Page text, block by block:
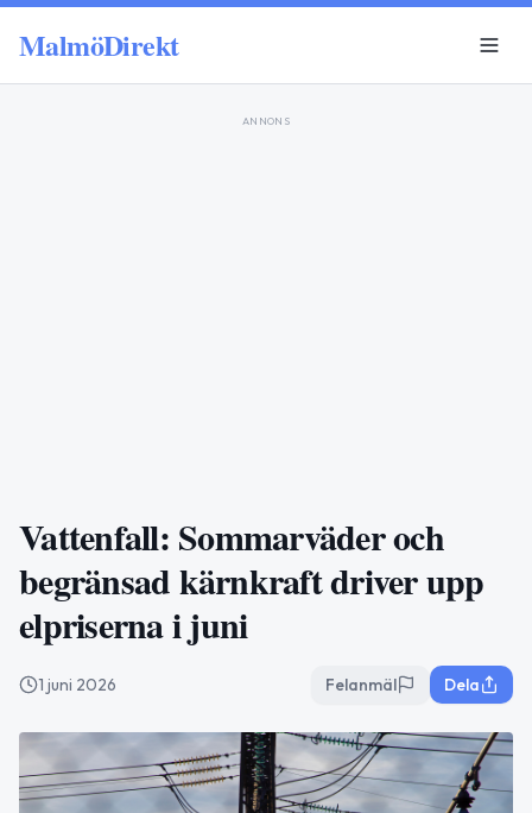
MalmöDirekt
ANNONS
Vattenfall: Sommarväder och
begränsad kärnkraft driver upp
elpriserna i juni
1 juni 2026 Felanmäl Dela